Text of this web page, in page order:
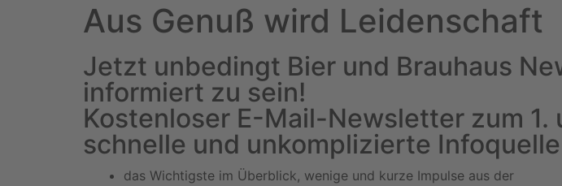
Aus Genuß wird Leidenschaft
Jetzt unbedingt Bier und Brauhaus
informiert zu sein!
Kostenloser E-Mail-Newsletter zum 1.
schnelle und unkomplizierte
das Wichtigste im Überblick, wenige und kurze Impulse aus der